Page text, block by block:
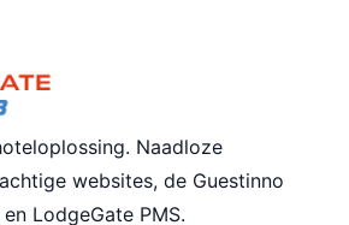
Naadloze
websites, de Guestinno
LodgeGate PMS.